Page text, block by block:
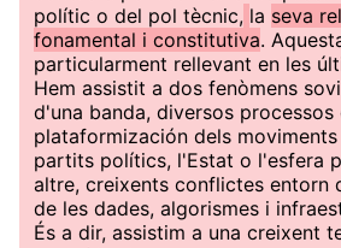
polític o del pol tècnic, la seva
fonamental i constitutiva.
particularment rellevant en les
Hem assistit a dos fenòmens
d'una banda, diversos processos
plataformización dels
partits polítics, l'Estat o l'esfera
altre, creixents conflictes entorn
de les dades, algorismes i
És a dir, assistim a una creixent